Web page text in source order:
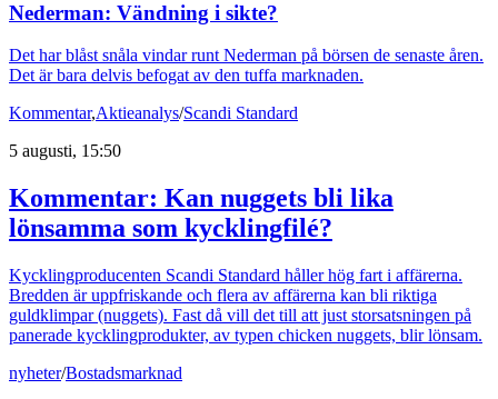
Nederman: Vändning i sikte?
Det har blåst snåla vindar runt Nederman på börsen de senaste åren.
Det är bara delvis befogat av den tuffa marknaden.
Kommentar,Aktieanalys/Scandi Standard
5 augusti, 15:50
Kommentar: Kan nuggets bli lika
lönsamma som kycklingfilé?
Kycklingproducenten Scandi Standard håller hög fart i affärerna.
Bredden är uppfriskande och flera av affärerna kan bli riktiga
guldklimpar (nuggets). Fast då vill det till att just storsatsningen på
panerade kycklingprodukter, av typen chicken nuggets, blir lönsam.
nyheter/Bostadsmarknad